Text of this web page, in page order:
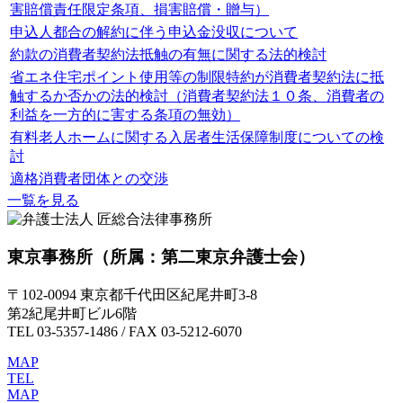
害賠償責任限定条項、損害賠償・贈与）
申込人都合の解約に伴う申込金没収について
約款の消費者契約法抵触の有無に関する法的検討
省エネ住宅ポイント使用等の制限特約が消費者契約法に抵
触するか否かの法的検討（消費者契約法１０条、消費者の
利益を一方的に害する条項の無効）
有料老人ホームに関する入居者生活保障制度についての検
討
適格消費者団体との交渉
一覧を見る
東京事務所 （所属：第二東京弁護士会）
〒102-0094 東京都千代田区紀尾井町3-8
第2紀尾井町ビル6階
TEL 03-5357-1486 / FAX 03-5212-6070
MAP
TEL
MAP